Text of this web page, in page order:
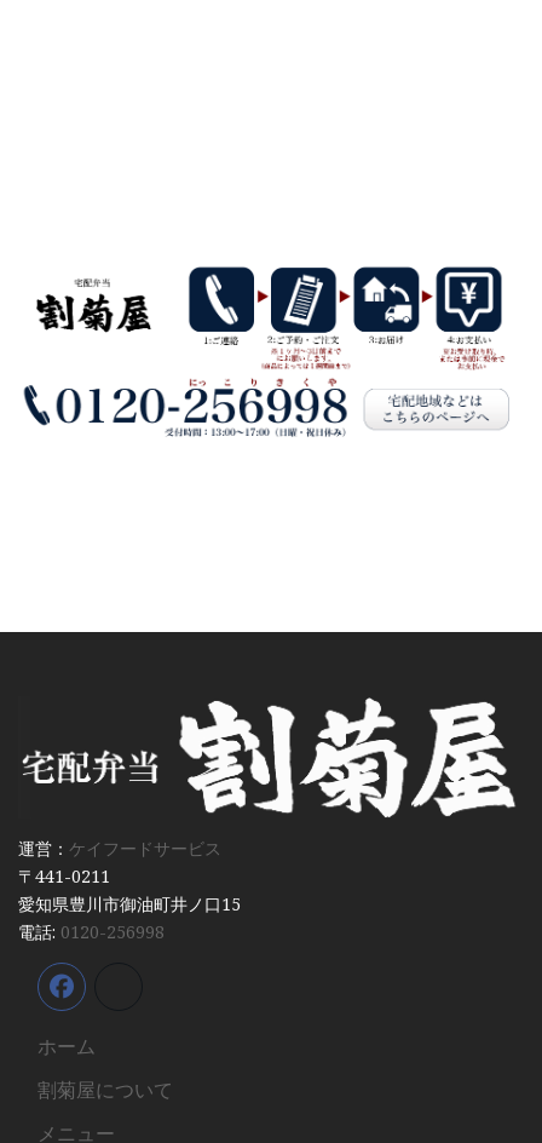
運営： ケイフードサービス
〒441-0211
愛知県豊川市御油町井ノ口15
電話: 0120-256998
ホーム
割菊屋について
メニュー